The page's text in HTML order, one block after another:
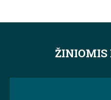
ŽINIOMIS